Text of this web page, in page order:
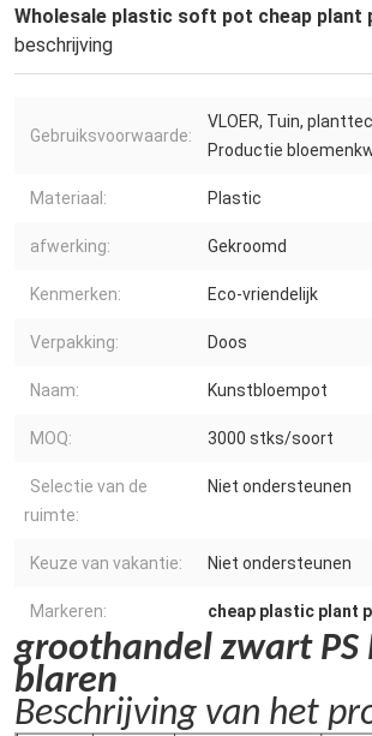
Wholesale plastic soft pot cheap plant
beschrijving
Gebruiksvoorwaarde:
VLOER, Tuin,
Productie
Materiaal: Plastic
afwerking: Gekroomd
Kenmerken: Eco-vriendelijk
Verpakking: Doos
Naam: Kunstbloempot
MOQ: 3000 stks/soort
Selectie van de
ruimte:
Niet ondersteunen
Keuze van vakantie: Niet ondersteunen
Markeren: cheap plastic plant
groothandel zwart PS
blaren
Beschrijving van het